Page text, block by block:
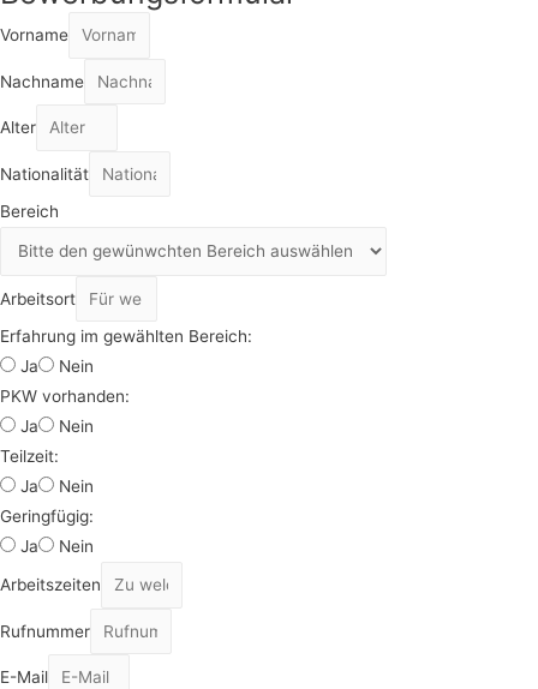
Vorname
Nachname
Alter
Nationalität
Bereich
Arbeitsort
Erfahrung im gewählten Bereich:
Ja
Nein
PKW vorhanden:
Ja
Nein
Teilzeit:
Ja
Nein
Geringfügig:
Ja
Nein
Arbeitszeiten
Rufnummer
E-Mail